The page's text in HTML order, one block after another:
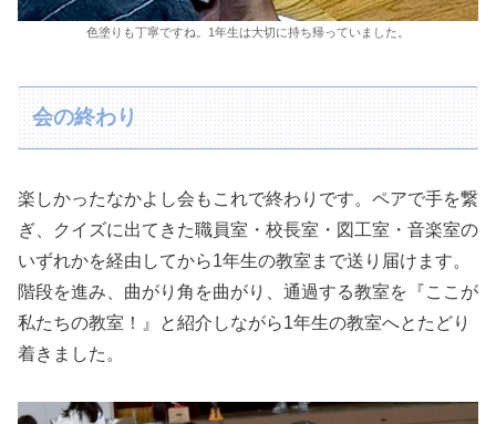
色塗りも丁寧ですね。1年生は大切に持ち帰っていました。
会の終わり
楽しかったなかよし会もこれで終わりです。ペアで手を繋
ぎ、クイズに出てきた職員室・校長室・図工室・音楽室の
いずれかを経由してから1年生の教室まで送り届けます。
階段を進み、曲がり角を曲がり、通過する教室を『ここが
私たちの教室！』と紹介しながら1年生の教室へとたどり
着きました。